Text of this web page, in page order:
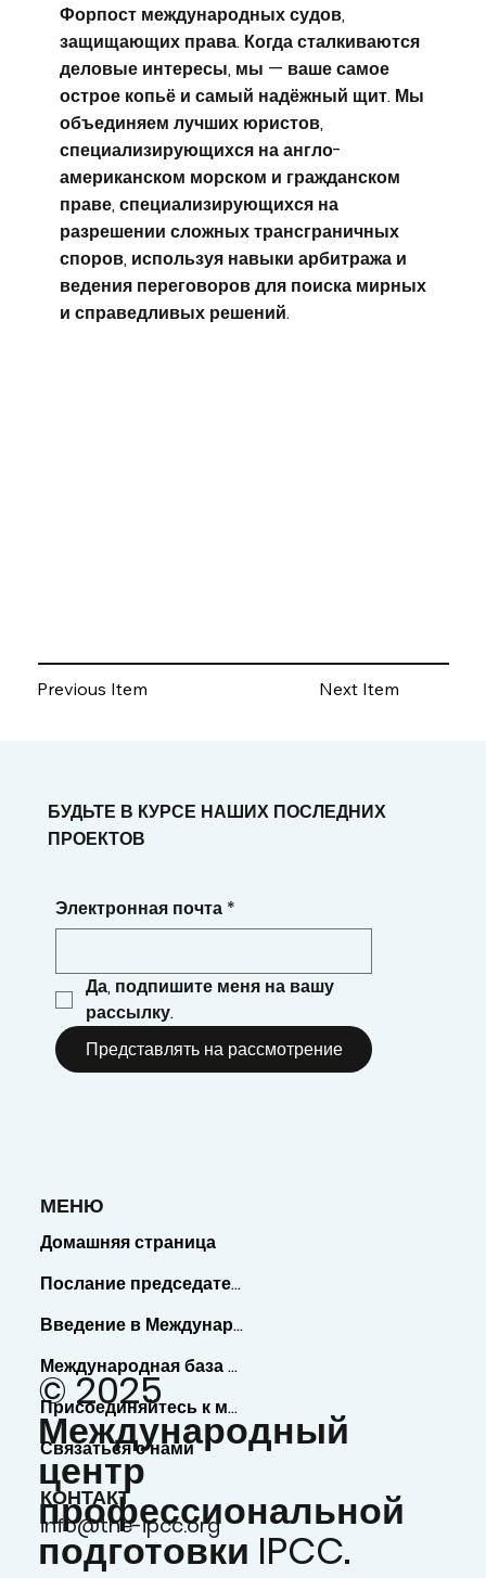
Форпост международных судов,
защищающих права. Когда сталкиваются
деловые интересы, мы — ваше самое
острое копьё и самый надёжный щит. Мы
объединяем лучших юристов,
специализирующихся на англо-
американском морском и гражданском
праве, специализирующихся на
разрешении сложных трансграничных
споров, используя навыки арбитража и
ведения переговоров для поиска мирных
и справедливых решений.
Previous Item Next Item
БУДЬТЕ В КУРСЕ НАШИХ ПОСЛЕДНИХ
ПРОЕКТОВ
Электронная почта *
Да, подпишите меня на вашу
рассылку.
Представлять на рассмотрение
МЕНЮ
Домашняя страница
Послание председателя
Введение в Международную базу данных экспертов
Международная база данных экспертов
Присоединяйтесь к международной базе данных экспертов
Связаться с нами
КОНТАКТ
info@the-ipcc.org
© 2025
Международный
центр
профессиональной
подготовки IPCC.